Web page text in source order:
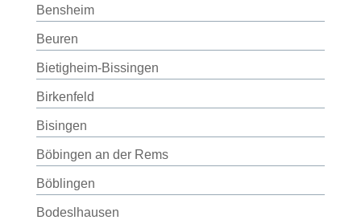
Bensheim
Beuren
Bietigheim-Bissingen
Birkenfeld
Bisingen
Böbingen an der Rems
Böblingen
Bodeslhausen